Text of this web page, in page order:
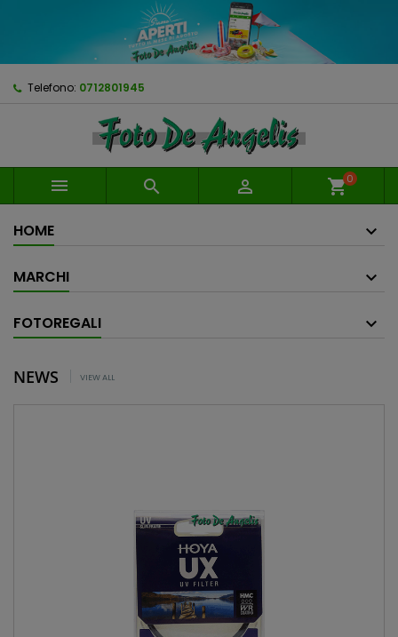
Telefono: 0712801945
   shopping_cart0
HOME
MARCHI
FOTOREGALI
NEWS VIEW ALL